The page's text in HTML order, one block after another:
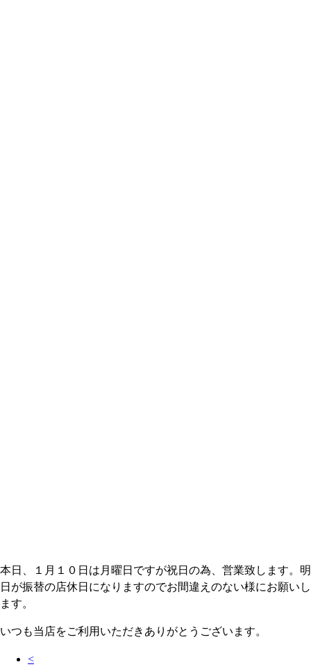
本日、１月１０日は月曜日ですが祝日の為、営業致します。明
日が振替の店休日になりますのでお間違えのない様にお願いし
ます。
いつも当店をご利用いただきありがとうございます。
<